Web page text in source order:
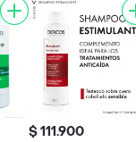
$ 111.900